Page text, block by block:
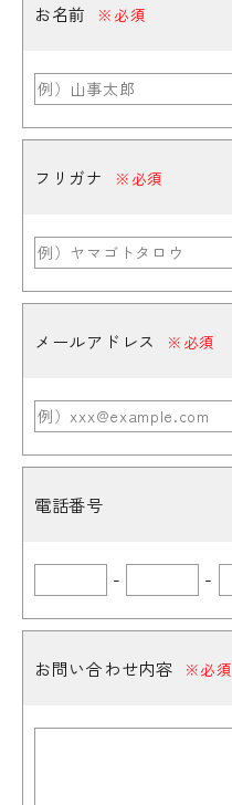
お名前 ※必須
フリガナ ※必須
メールアドレス ※必須
電話番号
- -
お問い合わせ内容 ※必須